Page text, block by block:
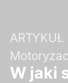
ARTYKUŁ
W jaki